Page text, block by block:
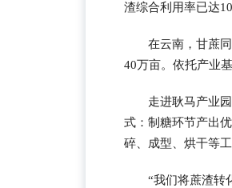
渣综合利用率已达
在云南，甘蔗
40万亩。依托产业
走进耿马产业
式：制糖环节产出
碎、成型、烘干等
“我们将蔗渣转